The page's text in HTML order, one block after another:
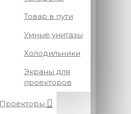
Товар в пути
Умные унитазы
Холодильники
Экраны для
проекторов
Проекторы